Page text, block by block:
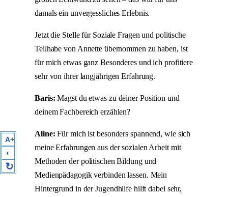
damals ein unvergessliches Erlebnis.
Jetzt die Stelle für Soziale Fragen und politische
Teilhabe von Annette übernommen zu haben, ist
für mich etwas ganz Besonderes und ich profitiere
sehr von ihrer langjährigen Erfahrung.
Baris: Magst du etwas zu deiner Position und
deinem Fachbereich erzählen?
Aline: Für mich ist besonders spannend, wie sich
meine Erfahrungen aus der sozialen Arbeit mit
Methoden der politischen Bildung und
Medienpädagogik verbinden lassen. Mein
Hintergrund in der Jugendhilfe hilft dabei sehr,
A+
◐
↻